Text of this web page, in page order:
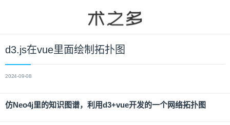
d3.js在vue里面绘制拓扑图
2024-09-08
仿Neo4j里的知识图谱，利用d3+vue开发的一个网络拓扑图